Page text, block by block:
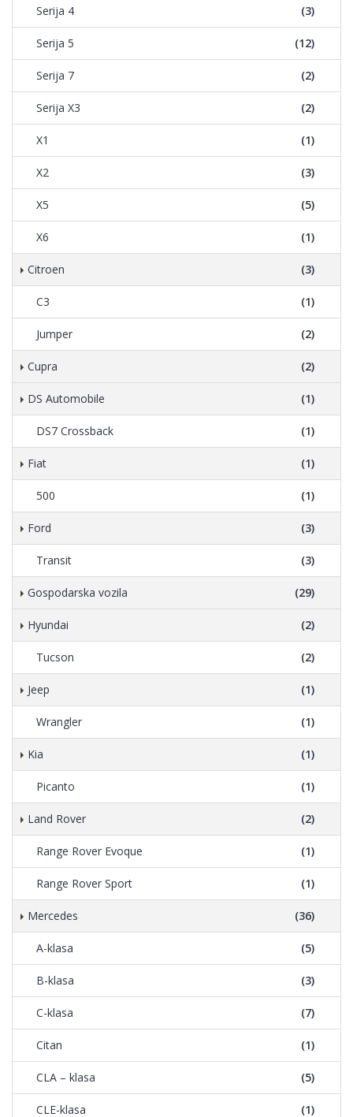
Serija 4 (3)
Serija 5 (12)
Serija 7 (2)
Serija X3 (2)
X1 (1)
X2 (3)
X5 (5)
X6 (1)
Citroen (3)
C3 (1)
Jumper (2)
Cupra (2)
DS Automobile (1)
DS7 Crossback (1)
Fiat (1)
500 (1)
Ford (3)
Transit (3)
Gospodarska vozila (29)
Hyundai (2)
Tucson (2)
Jeep (1)
Wrangler (1)
Kia (1)
Picanto (1)
Land Rover (2)
Range Rover Evoque (1)
Range Rover Sport (1)
Mercedes (36)
A-klasa (5)
B-klasa (3)
C-klasa (7)
Citan (1)
CLA – klasa (5)
CLE-klasa (1)